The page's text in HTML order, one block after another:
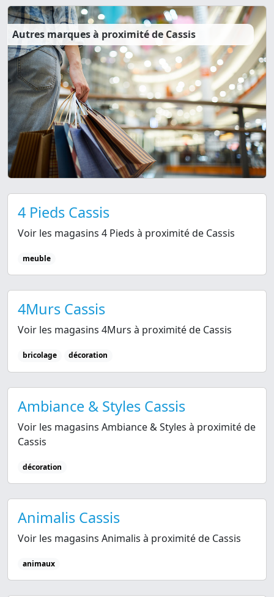
Autres marques à proximité de Cassis
4 Pieds Cassis
Voir les magasins 4 Pieds à proximité de Cassis
meuble
4Murs Cassis
Voir les magasins 4Murs à proximité de Cassis
bricolage décoration
Ambiance & Styles Cassis
Voir les magasins Ambiance & Styles à proximité de
Cassis
décoration
Animalis Cassis
Voir les magasins Animalis à proximité de Cassis
animaux